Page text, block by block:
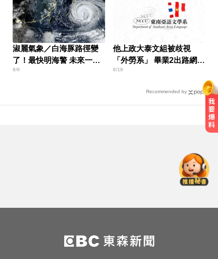
淑麗氣象／白海豚路徑變
了！最快明海警 未來一週
降雨熱區曝
8/6
他上政大泰文組被歧視
「外勞系」 畢業2出路網
讚：很吃香
8/18
Recommended by
4.4%突破4253美元
律師勾掮客誆「可買BNT疫苗」 詐
慈濟10億